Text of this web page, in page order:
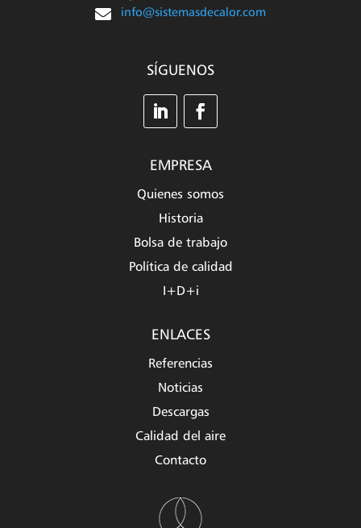
 info@sistemasdecalor.com
SÍGUENOS
EMPRESA
Quienes somos
Historia
Bolsa de trabajo
Política de calidad
I+D+i
ENLACES
Referencias
Noticias
Descargas
Calidad del aire
Contacto